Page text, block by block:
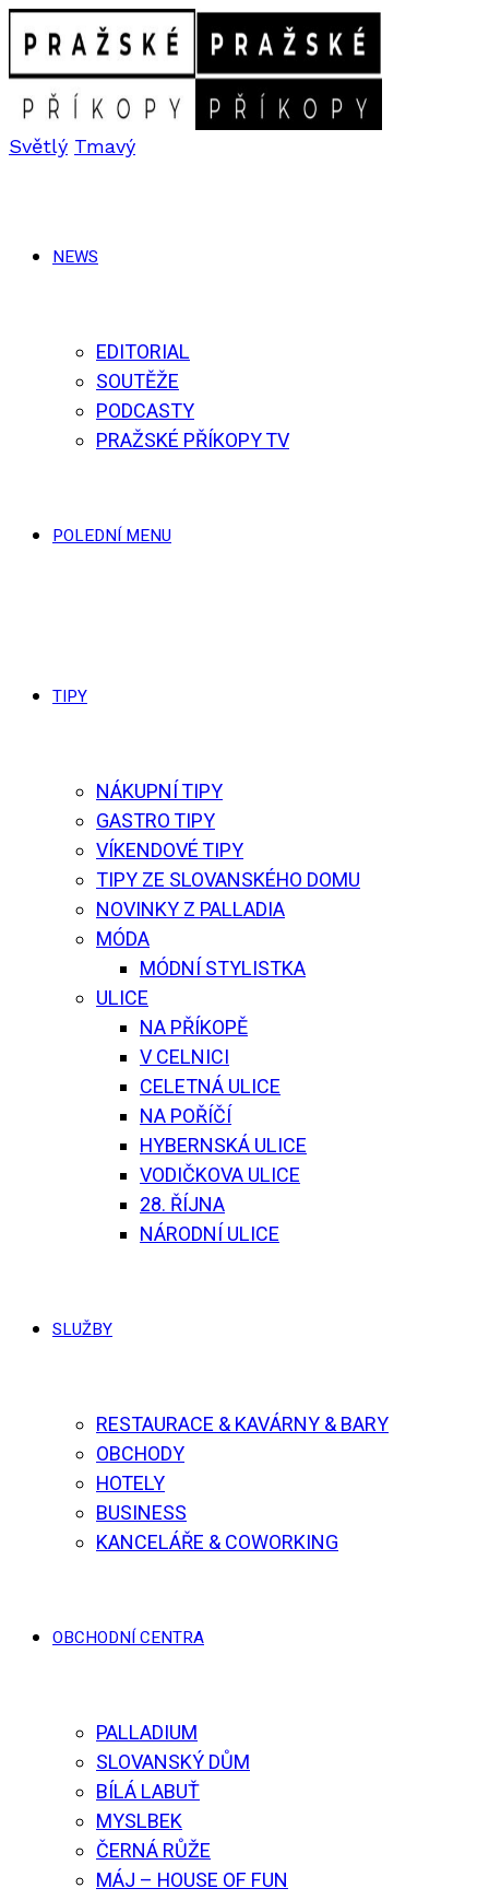
Světlý Tmavý
NEWS
EDITORIAL
SOUTĚŽE
PODCASTY
PRAŽSKÉ PŘÍKOPY TV
POLEDNÍ MENU
TIPY
NÁKUPNÍ TIPY
GASTRO TIPY
VÍKENDOVÉ TIPY
TIPY ZE SLOVANSKÉHO DOMU
NOVINKY Z PALLADIA
MÓDA
MÓDNÍ STYLISTKA
ULICE
NA PŘÍKOPĚ
V CELNICI
CELETNÁ ULICE
NA POŘÍČÍ
HYBERNSKÁ ULICE
VODIČKOVA ULICE
28. ŘÍJNA
NÁRODNÍ ULICE
SLUŽBY
RESTAURACE & KAVÁRNY & BARY
OBCHODY
HOTELY
BUSINESS
KANCELÁŘE & COWORKING
OBCHODNÍ CENTRA
PALLADIUM
SLOVANSKÝ DŮM
BÍLÁ LABUŤ
MYSLBEK
ČERNÁ RŮŽE
MÁJ – HOUSE OF FUN